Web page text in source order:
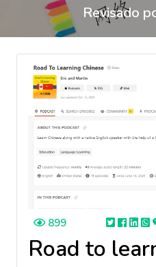
Revisado
899
Road to